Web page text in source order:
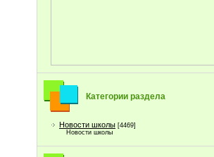
Категории раздела
Новости школы [4469]
Новости школы